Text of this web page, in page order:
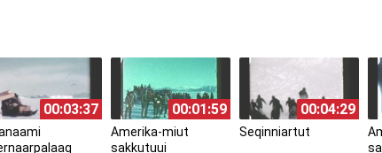
00:03:37 00:01:59
Amerika-miut
sakkutuui
00:04:29
Seqinniartut